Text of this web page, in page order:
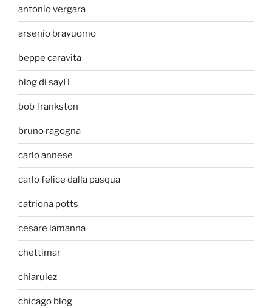
antonio vergara
arsenio bravuomo
beppe caravita
blog di sayIT
bob frankston
bruno ragogna
carlo annese
carlo felice dalla pasqua
catriona potts
cesare lamanna
chettimar
chiarulez
chicago blog